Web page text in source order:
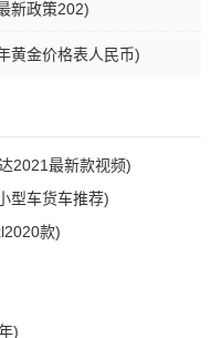
新政策202)
黄金价格表人民币)
2021最新款视频)
型车货车推荐)
款)
)